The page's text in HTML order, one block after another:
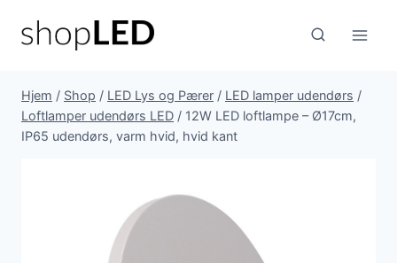
Hjem / Shop / LED Lys og Pærer / LED lamper udendørs /
Loftlamper udendørs LED / 12W LED loftlampe – Ø17cm,
IP65 udendørs, varm hvid, hvid kant